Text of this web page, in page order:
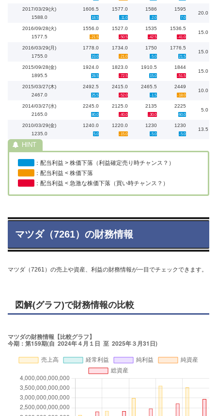
2017/03/29(火)
1588.0
1606.5
18.5
1577.0
-11.0
1586
-2.0
1595
7.0
20.0
2016/09/28(火)
1577.5
1556.0
-21.5
1527.0
-50.5
1535
-42.5
1536.5
-41.0
15.0
2016/03/29(月)
1755.0
1778.0
23.0
1734.0
-21.0
1750
-5.0
1776.5
21.5
15.0
2015/09/28(金)
1895.5
1924.0
28.5
1823.0
-72.5
1910.5
15.0
1844
-51.5
15.0
2015/03/27(木)
2467.0
2492.5
25.5
2415.0
-52.0
2465.5
-1.5
2449
-18.0
10.0
2014/03/27(水)
2165.0
2245.0
80.0
2125.0
-40.0
2135
-30.0
2225
60.0
5.0
2010/03/29(金)
1235.0
1240.0
5.0
1220.0
-15.0
1230
-5.0
1230
-5.0
13.5
：配当利益 > 株価下落（利益確定売り時チャンス？）
：配当利益 < 株価下落
：配当利益 < 急激な株価下落（買い時チャンス？）
マツダ（7261）の財務情報
マツダ（7261）の売上や資産、利益の財務情報が一目でチェックできます。
図解(グラフ)で財務情報の比較